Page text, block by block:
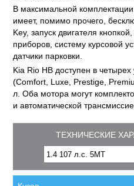
В максимальной
имеет, помимо прочего,
Key, запуск двигателя
приборов, систему курсовой
датчики парковки.
Kia Rio HB доступен в
(Comfort, Luxe, Prestige,
л. Оба мотора могут
и автоматической
ТЕХНИЧЕСКИЕ